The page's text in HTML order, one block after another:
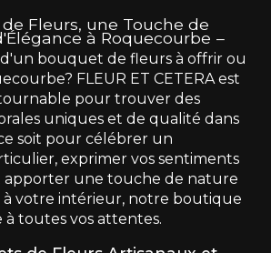
Fleurs, une Touche de
à Roquecourbe
bouquet de fleurs à offrir ou
FLEUR ET CETERA est
pour trouver des
uniques et de qualité dans
soit pour célébrer un
exprimer vos sentiments
apporter une touche de nature
votre intérieur, notre boutique
à toutes vos attentes.